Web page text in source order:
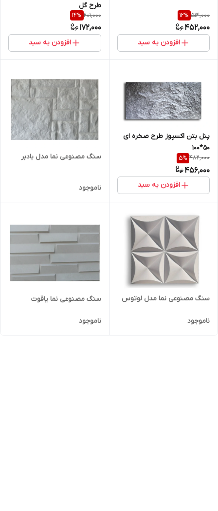
514,000
12%
452,000
افزودن به سبد
طرح گل
201,000
14%
172,000
افزودن به سبد
پنل بتن اکسپوز طرح صخره ای
50*100
482,000
5%
456,000
افزودن به سبد
سنگ مصنوعی نما مدل بادبر
ناموجود
سنگ مصنوعی نما مدل لوتوس
ناموجود
سنگ مصنوعی نما یاقوت
ناموجود